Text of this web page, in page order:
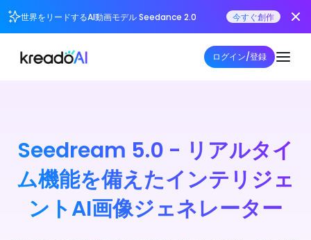
世界をリードするAI動画モデル Seedance 2.0 今すぐ創作
ログイン/登録
Seedream 5.0 - リアルタイ
ム機能を備えたインテリジェ
ントAI画像ジェネレーター